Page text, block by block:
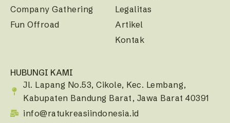
Company Gathering
Fun Offroad
Legalitas
Artikel
Kontak
HUBUNGI KAMI
Jl. Lapang No.53, Cikole, Kec. Lembang,
Kabupaten Bandung Barat, Jawa Barat 40391
info@ratukreasiindonesia.id